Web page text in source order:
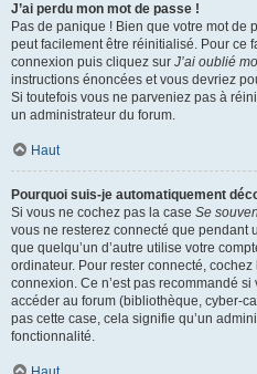
J’ai perdu mon mot de passe !
Pas de panique ! Bien que votre mot de
peut facilement être réinitialisé. Pour ce
connexion puis cliquez sur J’ai oublié
instructions énoncées et vous devriez
Si toutefois vous ne parveniez pas à
un administrateur du forum.
Haut
Pourquoi suis-je automatiquement
Si vous ne cochez pas la case Se
vous ne resterez connecté que pendant
que quelqu’un d’autre utilise votre
ordinateur. Pour rester connecté, cochez
connexion. Ce n’est pas recommandé
accéder au forum (bibliothèque, cyber-
pas cette case, cela signifie qu’un
fonctionnalité.